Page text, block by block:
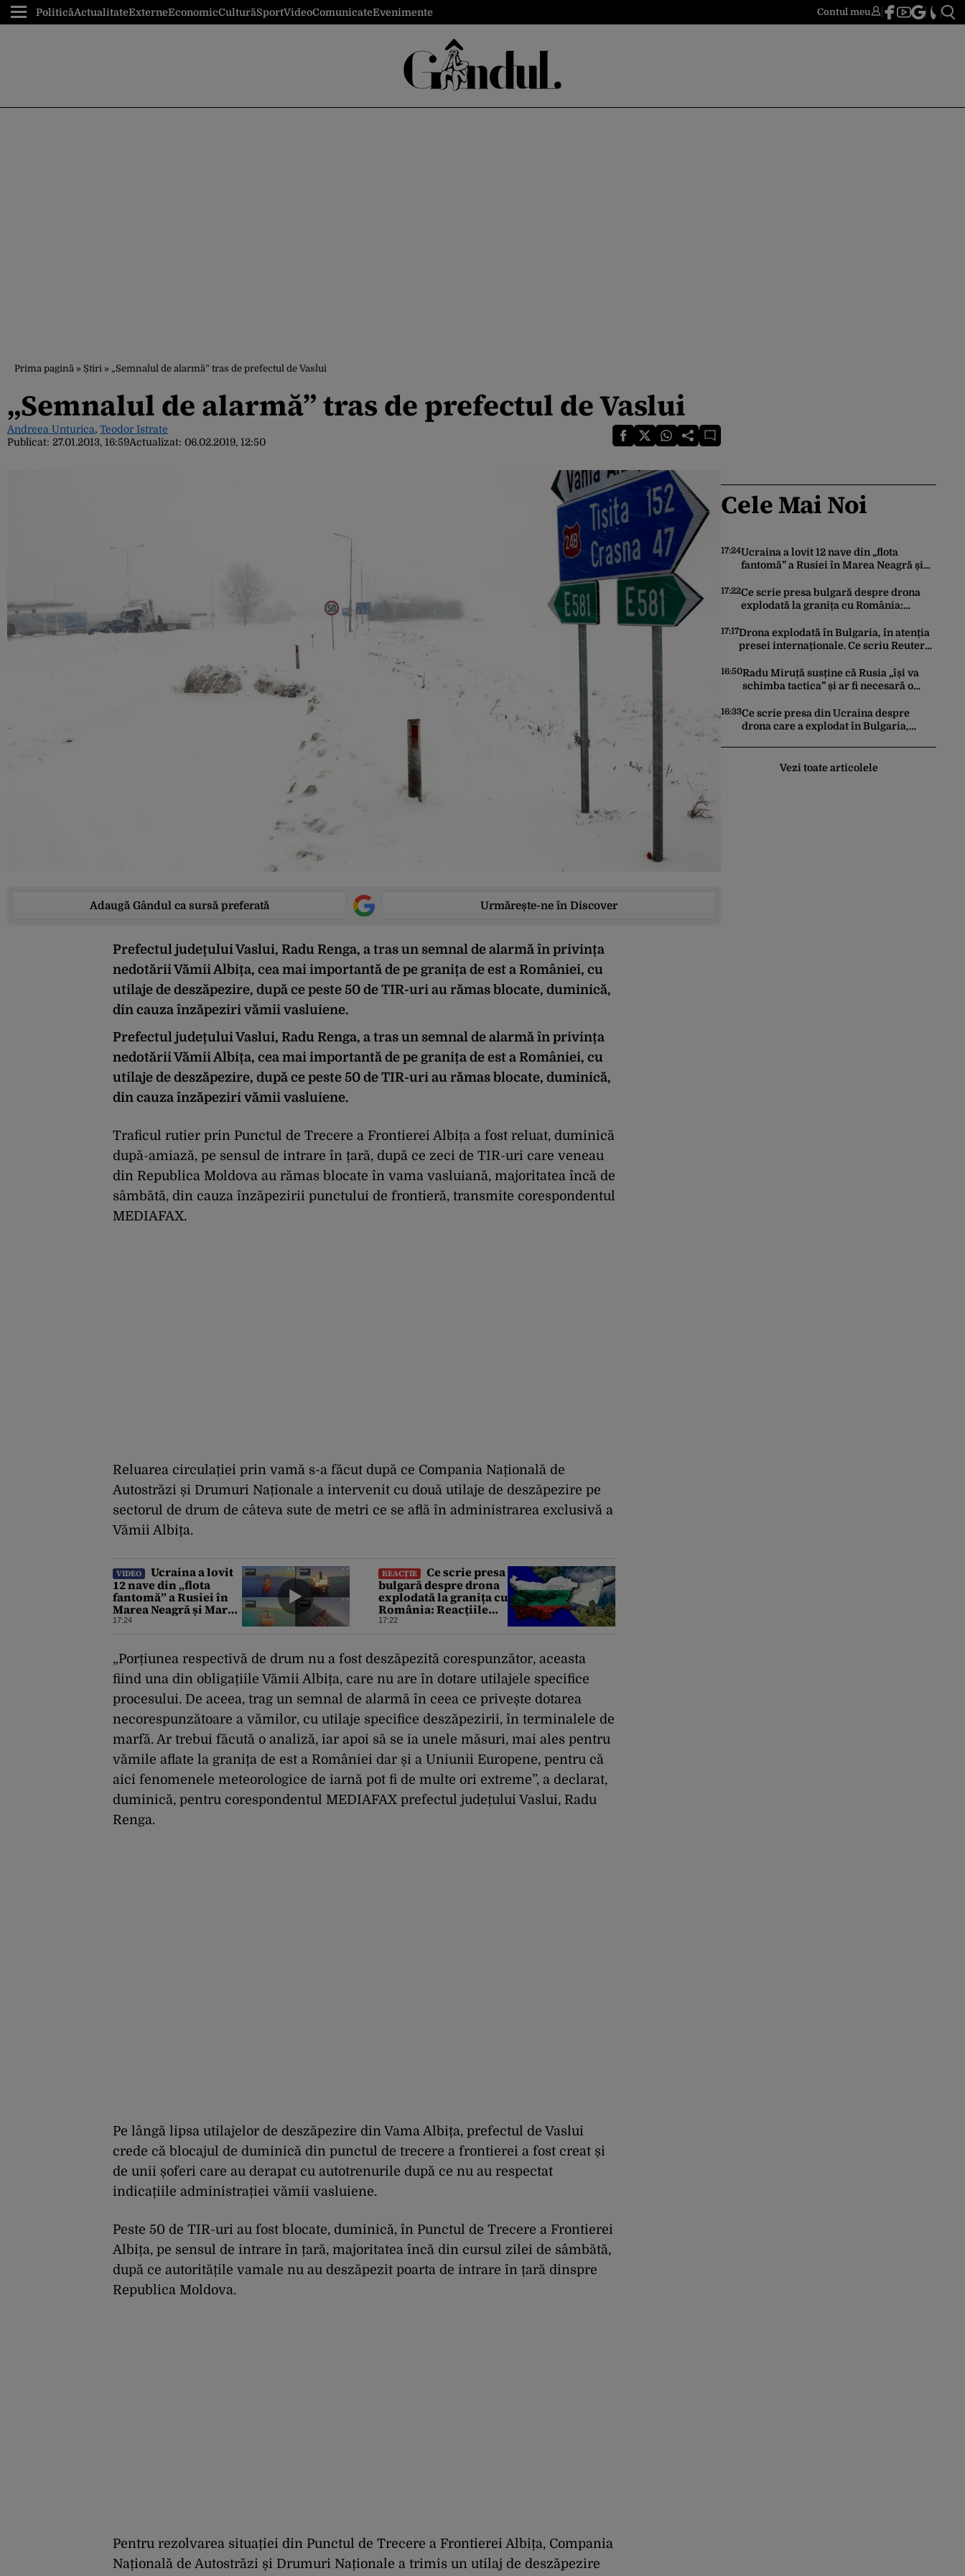
PoliticăActualitateExterneEconomicCulturăSportVideoComunicateEvenimente Contul meu
Prima pagină » Știri » „Semnalul de alarmă” tras de prefectul de Vaslui
„Semnalul de alarmă” tras de prefectul de Vaslui
Andreea Unturica, Teodor Istrate
Publicat: 27.01.2013, 16:59Actualizat: 06.02.2019, 12:50
Adaugă Gândul ca sursă preferată Urmărește-ne în Discover
Prefectul județului Vaslui, Radu Renga, a tras un semnal de alarmă în privința
nedotării Vămii Albița, cea mai importantă de pe granița de est a României, cu
utilaje de deszăpezire, după ce peste 50 de TIR-uri au rămas blocate, duminică,
din cauza înzăpeziri vămii vasluiene.
Prefectul județului Vaslui, Radu Renga, a tras un semnal de alarmă în privința
nedotării Vămii Albița, cea mai importantă de pe granița de est a României, cu
utilaje de deszăpezire, după ce peste 50 de TIR-uri au rămas blocate, duminică,
din cauza înzăpeziri vămii vasluiene.
Traficul rutier prin Punctul de Trecere a Frontierei Albița a fost reluat, duminică
după-amiază, pe sensul de intrare în țară, după ce zeci de TIR-uri care veneau
din Republica Moldova au rămas blocate în vama vasluiană, majoritatea încă de
sâmbătă, din cauza înzăpezirii punctului de frontieră, transmite corespondentul
MEDIAFAX.
Reluarea circulației prin vamă s-a făcut după ce Compania Națională de
Autostrăzi și Drumuri Naționale a intervenit cu două utilaje de deszăpezire pe
sectorul de drum de câteva sute de metri ce se află în administrarea exclusivă a
Vămii Albița.
VIDEO
Ucraina a lovit
12 nave din „flota
fantomă” a Rusiei în
Marea Neagră și Marea
Azov în prima
17:24
REACȚIE
Ce scrie presa
bulgară despre drona
explodată la granița cu
România: Reacțiile
politicienilor bulgari
17:22
„Porțiunea respectivă de drum nu a fost deszăpezită corespunzător, aceasta
fiind una din obligațiile Vămii Albița, care nu are în dotare utilajele specifice
procesului. De aceea, trag un semnal de alarmă în ceea ce privește dotarea
necorespunzătoare a vămilor, cu utilaje specifice deszăpezirii, în terminalele de
marfă. Ar trebui făcută o analiză, iar apoi să se ia unele măsuri, mai ales pentru
vămile aflate la granița de est a României dar și a Uniunii Europene, pentru că
aici fenomenele meteorologice de iarnă pot fi de multe ori extreme”, a declarat,
duminică, pentru corespondentul MEDIAFAX prefectul județului Vaslui, Radu
Renga.
Pe lângă lipsa utilajelor de deszăpezire din Vama Albița, prefectul de Vaslui
crede că blocajul de duminică din punctul de trecere a frontierei a fost creat și
de unii șoferi care au derapat cu autotrenurile după ce nu au respectat
indicațiile administrației vămii vasluiene.
Peste 50 de TIR-uri au fost blocate, duminică, în Punctul de Trecere a Frontierei
Albița, pe sensul de intrare în țară, majoritatea încă din cursul zilei de sâmbătă,
după ce autoritățile vamale nu au deszăpezit poarta de intrare în țară dinspre
Republica Moldova.
Pentru rezolvarea situației din Punctul de Trecere a Frontierei Albița, Compania
Națională de Autostrăzi și Drumuri Naționale a trimis un utilaj de deszăpezire
Cele Mai Noi
17:24Ucraina a lovit 12 nave din „flota
fantomă” a Rusiei în Marea Neagră și
august. Bilanțul a ajuns la 218
17:22Ce scrie presa bulgară despre drona
explodată la granița cu România:
17:17Drona explodată în Bulgaria, în atenția
presei internaționale. Ce scriu Reuters,
16:50Radu Miruță susține că Rusia „își va
schimba tactica” și ar fi necesară o
nu mai suntem pe timp de pace”
16:33Ce scrie presa din Ucraina despre
drona care a explodat în Bulgaria,
Vezi toate articolele